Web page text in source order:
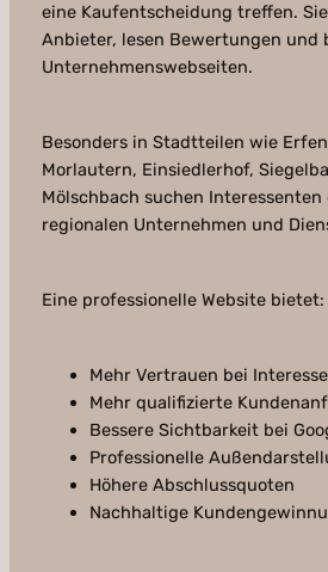
eine Kaufentscheidung treffen.
Anbieter, lesen Bewertungen und
Unternehmenswebseiten.
Besonders in Stadtteilen wie
Morlautern, Einsiedlerhof,
Mölschbach suchen
regionalen Unternehmen und
Eine professionelle Website bietet:
Mehr Vertrauen bei
Mehr qualifizierte
Bessere Sichtbarkeit bei
Professionelle
Höhere Abschlussquoten
Nachhaltige